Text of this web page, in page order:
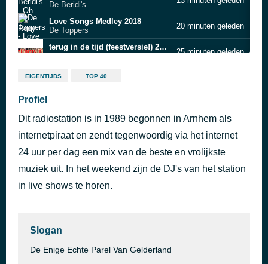
De Beridi's
Love Songs Medley 2018
De Toppers
20 minuten geleden
terug in de tijd (feestversie!) 2024
25 minuten geleden
Lauwersoog
Daar bij de waterkant
De Havenzangers
de hele avond en de hele nacht 2023
ryan niekerk
45 minuten geleden
EIGENTIJDS TOP 40
Profiel
Dit radiostation is in 1989 begonnen in Arnhem als
internetpiraat en zendt tegenwoordig via het internet
24 uur per dag een mix van de beste en vrolijkste
muziek uit. In het weekend zijn de DJ's van het station
in live shows te horen.
Slogan
De Enige Echte Parel Van Gelderland